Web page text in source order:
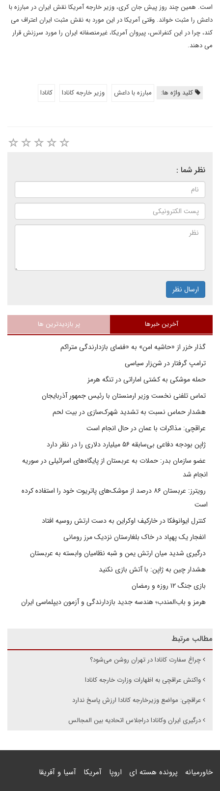
است. همین چند روز پیش جان کری، وزیر خارجه آمریکا نقش ایران در مبارزه با
داعش را مثبت خواند. وقتی آمریکا در این مورد به نقش مثبت ایران اعتراف می
کند، چرا در این کنفرانس، پیروان آمریکا، غیرمنصفانه ایران را مورد سرزنش قرار
می دهند.
کلید واژه ها: مبارزه با داعش وزیر خارجه کانادا کانادا
نظر شما :
ارسال نظر
آخرین خبرها پر بازدیدترین ها
گذار خزر از «حاشیه امن» به «فضای بازدارندگی متراکم
ترامپ گرفتار در شن‌زار سیاسی
حمله موشکی به کشتی اماراتی در تنگه هرمز
تماس تلفنی نخست وزیر ارمنستان با رئیس جمهور آذربایجان
هشدار حماس نسبت به تشدید شهرک‌سازی در بیت‌ لحم
عراقچی: مذاکرات با عمان در حال انجام است
ژاپن بودجه دفاعی بی‌سابقه ۵۶ میلیارد دلاری را در نظر دارد
عضو سازمان بدر: حملات به عربستان از پایگاه‌های اسرائیلی در سوریه
انجام شد
رویترز: عربستان ۸۶ درصد از موشک‌های پاتریوت خود را استفاده کرده
است
کنترل ایوانوفکا در خارکیف اوکراین به دست ارتش روسیه افتاد
انفجار یک پهپاد در خاک بلغارستان نزدیک مرز رومانی
درگیری شدید میان ارتش یمن و شبه نظامیان وابسته به عربستان
هشدار چین به ژاپن: با آتش بازی نکنید
بازی جنگ ۱۲ روزه و رمضان
هرمز و باب‌المندب؛ هندسه جدید بازدارندگی و آزمون دیپلماسی ایران
مطالب مرتبط
چراغ سفارت کانادا در تهران روشن می‌شود؟
واکنش عراقچی به اظهارات وزارت خارجه کانادا
عراقچی: مواضع وزیرخارجه کانادا ارزش پاسخ ندارد
درگیری ایران وکانادا دراجلاس اتحادیه بین المجالس
خاورمیانه پرونده هسته ای اروپا آمریکا آسیا و آفریقا